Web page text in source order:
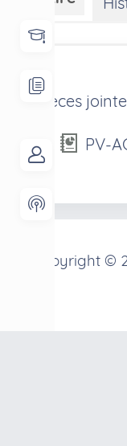
Pièces
PV-
Copyright ©